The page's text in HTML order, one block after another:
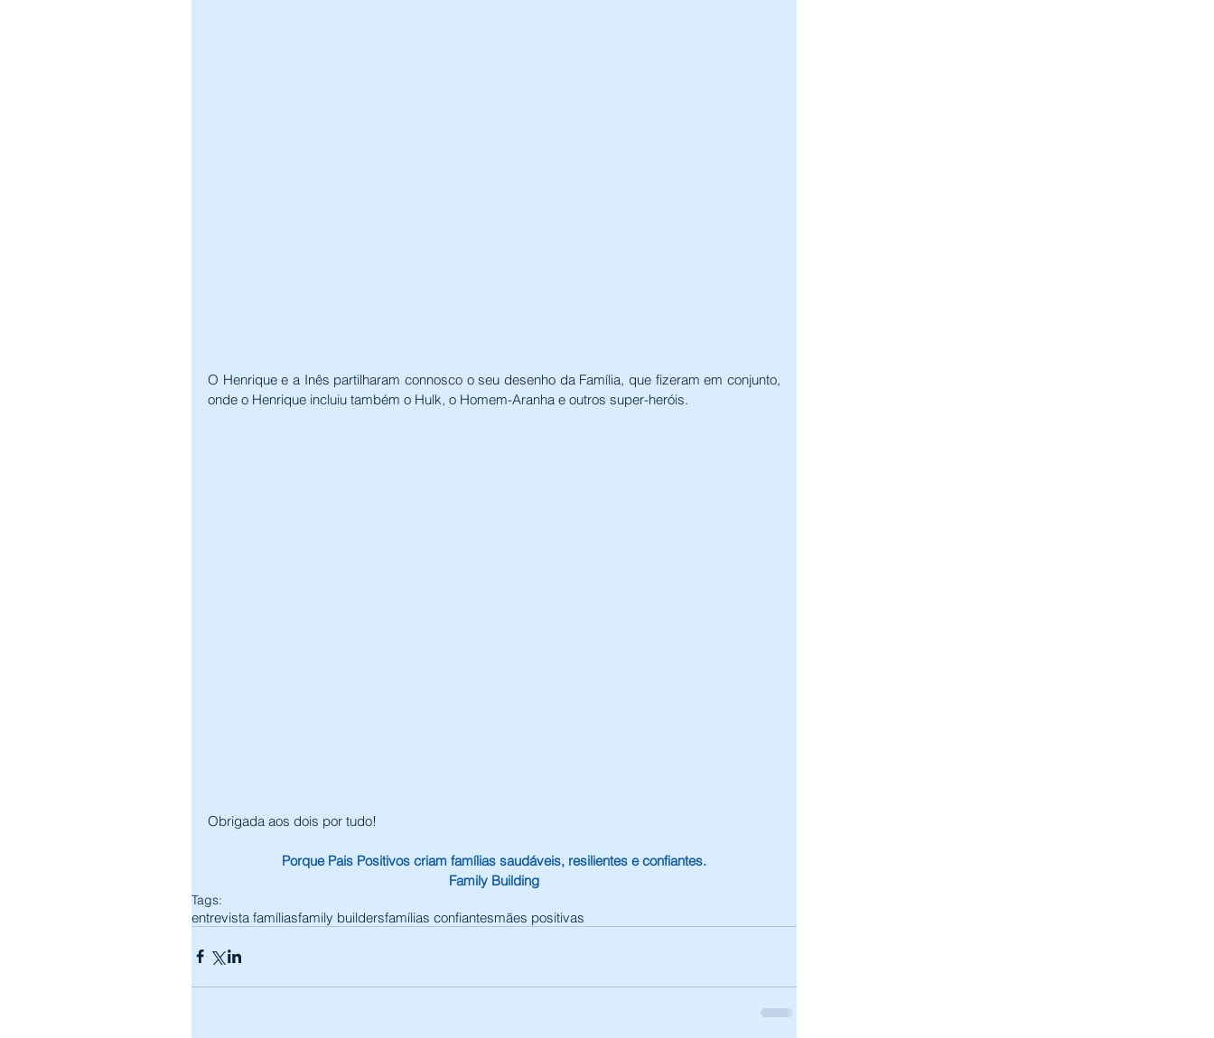
O Henrique e a Inês partilharam connosco o seu desenho da Família, que fizeram em conjunto,
onde o Henrique incluiu também o Hulk, o Homem-Aranha e outros super-heróis.
Obrigada aos dois por tudo!
Porque Pais Positivos criam famílias saudáveis, resilientes e confiantes.
Family Building
Tags:
entrevista famíliasfamily buildersfamílias confiantesmães positivas